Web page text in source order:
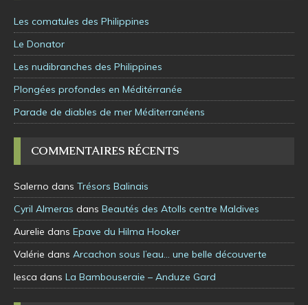
Les comatules des Philippines
Le Donator
Les nudibranches des Philippines
Plongées profondes en Méditérranée
Parade de diables de mer Méditerranéens
COMMENTAIRES RÉCENTS
Salerno dans Trésors Balinais
Cyril Almeras dans Beautés des Atolls centre Maldives
Aurelie dans Epave du Hilma Hooker
Valérie dans Arcachon sous l’eau… une belle découverte
lesca dans La Bambouseraie – Anduze Gard